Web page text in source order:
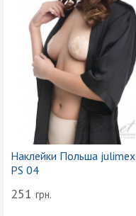
Наклейки Польша julimex
PS 04
251 грн.